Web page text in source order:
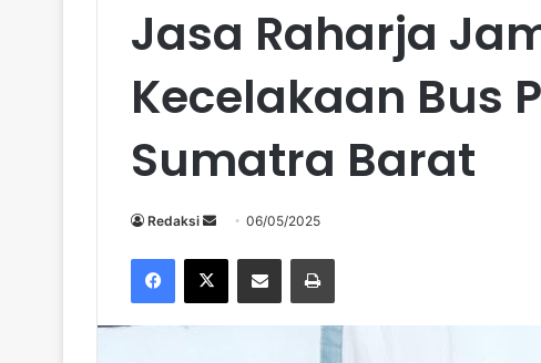
Jasa Raharja
Kecelakaan Bus
Sumatra Barat
Redaksi
Send06/05/2025
Facebook
X Share via Email Print